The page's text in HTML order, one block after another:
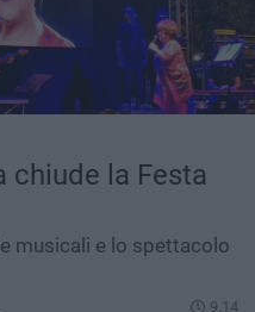
chiude la Festa
musicali e lo spettacolo
9.14